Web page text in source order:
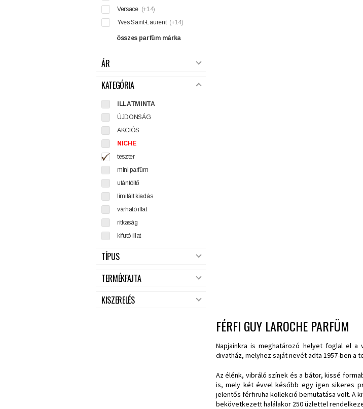
Versace (+14)
Yves Saint-Laurent (+14)
összes parfüm márka
ÁR
KATEGÓRIA
ILLATMINTA
ÚJDONSÁG
AKCIÓS
NICHE
teszter
mini parfüm
utántöltő
limitált kiadás
várható illat
ritkaság
kifutó illat
TÍPUS
TERMÉKFAJTA
KISZERELÉS
FÉRFI GUY LAROCHE PARFÜM
Napjainkra is meghatározó helyet foglal el a
divatház, melyhez saját nevét adta 1957-ben a
Az élénk, vibráló színek és a bátor, kissé
is, mely két évvel később egy igen sikeres
jelentős férfiruha kollekció bemutatása volt. A
bekövetkezett halálakor 250 üzlettel